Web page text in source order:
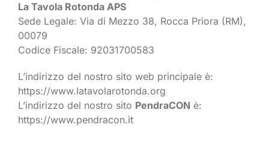
Contattaci
La Tavola Rotonda APS
Sede Legale: Via di Mezzo 38, Rocca Priora (RM),
00079
Codice Fiscale: 92031700583
L’indirizzo del nostro sito web principale è:
https://www.latavolarotonda.org
L’indirizzo del nostro sito PendraCON è:
https://www.pendracon.it